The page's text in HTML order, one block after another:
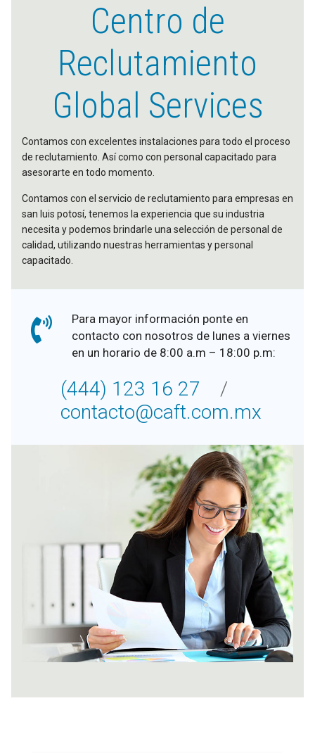
Centro de
Reclutamiento
Global Services
Contamos con excelentes instalaciones para todo el proceso
de reclutamiento. Así como con personal capacitado para
asesorarte en todo momento.
Contamos con el servicio de reclutamiento para empresas en
san luis potosí, tenemos la experiencia que su industria
necesita y podemos brindarle una selección de personal de
calidad, utilizando nuestras herramientas y personal
capacitado.
Para mayor información ponte en
contacto con nosotros de lunes a viernes
en un horario de 8:00 a.m – 18:00 p.m:
(444) 123 16 27 /
contacto@caft.com.mx